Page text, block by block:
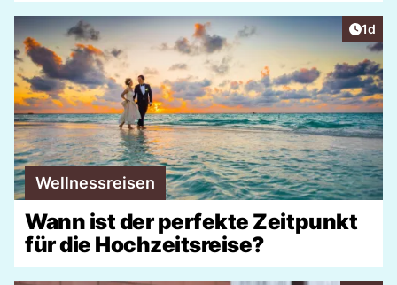
1d
Wellnessreisen
Wann ist der perfekte Zeitpunkt
für die Hochzeitsreise?